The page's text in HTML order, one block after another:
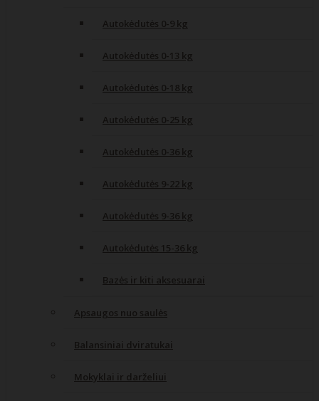
Autokėdutės 0-9 kg
Autokėdutės 0-13 kg
Autokėdutės 0-18 kg
Autokėdutės 0-25 kg
Autokėdutės 0-36 kg
Autokėdutės 9-22 kg
Autokėdutės 9-36 kg
Autokėdutės 15-36 kg
Bazės ir kiti aksesuarai
Apsaugos nuo saulės
Balansiniai dviratukai
Mokyklai ir darželiui